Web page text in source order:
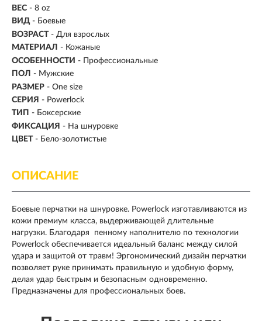
ВЕС - 8 oz
ВИД - Боевые
ВОЗРАСТ - Для взрослых
МАТЕРИАЛ - Кожаные
ОСОБЕННОСТИ - Профессиональные
ПОЛ - Мужские
РАЗМЕР - One size
СЕРИЯ - Powerlock
ТИП - Боксерские
ФИКСАЦИЯ - На шнуровке
ЦВЕТ - Бело-золотистые
ОПИСАНИЕ
Боевые перчатки на шнуровке. Powerlock изготавливаются из
кожи премиум класса, выдерживающей длительные
нагрузки. Благодаря пенному наполнителю по технологии
Powerlock обеспечивается идеальный баланс между силой
удара и защитой от травм! Эргономический дизайн перчатки
позволяет руке принимать правильную и удобную форму,
делая удар быстрым и безопасным одновременно.
Предназначены для профессиональных боев.